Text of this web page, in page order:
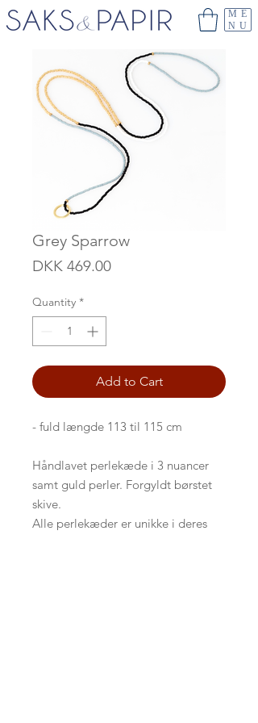
ME
NU
Grey Sparrow
DKK 469.00Price
Quantity *
Add to Cart
- fuld længde 113 til 115 cm
Håndlavet perlekæde i 3 nuancer
samt guld perler. Forgyldt børstet
skive.
Alle perlekæder er unikke i deres